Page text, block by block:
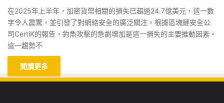
在2025年上半年，加密貨幣相關的損失已超過24.7億美元，這一數
字令人震驚，並引發了對網絡安全的廣泛關注。根據區塊鏈安全公
司CertiK的報告，釣魚攻擊的急劇增加是這一損失的主要推動因素。
這一趨勢不
閱讀更多